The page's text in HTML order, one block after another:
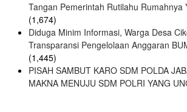
Tangan Pemerintah Rutilahu Rumahnya
(1,674)
Diduga Minim Informasi, Warga Desa
Transparansi Pengelolaan Anggaran
(1,445)
PISAH SAMBUT KARO SDM POLDA
MAKNA MENUJU SDM POLRI YANG